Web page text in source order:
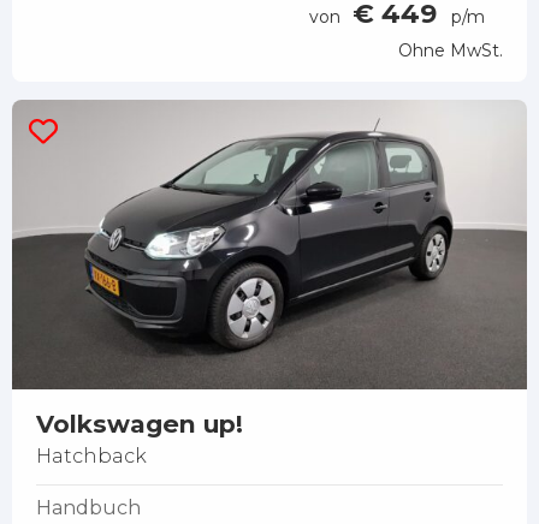
von € 449
p/m
Ohne MwSt.
Volkswagen up!
Hatchback
Handbuch